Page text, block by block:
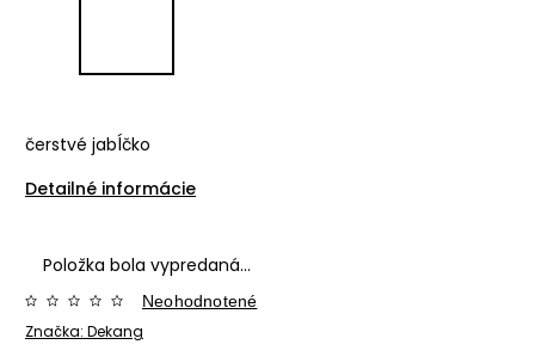
čerstvé jabĺčko
Detailné informácie
Položka bola vypredaná…
Značka: Dekang
Neohodnotené